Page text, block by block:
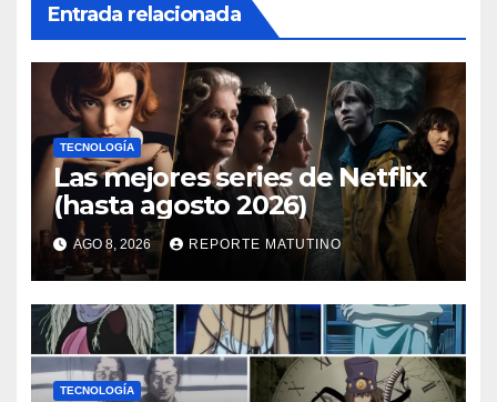
Entrada relacionada
TECNOLOGÍA
Las mejores series de Netflix
(hasta agosto 2026)
AGO 8, 2026 REPORTE MATUTINO
TECNOLOGÍA